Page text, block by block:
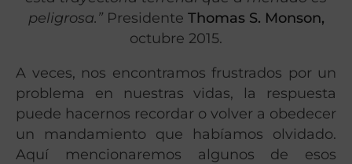
peligrosa.”Presidente Thomas S. Monson,
octubre 2015.
A veces, nos encontramos frustrados por un
problema en nuestras vidas, la respuesta
puede hacernos recordar o volver a obedecer
un mandamiento que habíamos olvidado.
Aquí mencionaremos algunos de esos